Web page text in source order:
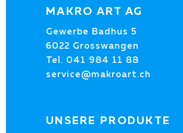
MAKRO ART AG
Gewerbe Badhus 5
6022 Grosswangen
Tel. 041 984 11 88
service@makroart.ch
UNSERE PRODUKTE